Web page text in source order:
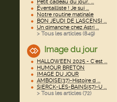
Petit cadeau du jour.. ...
Éventailliste ! Je sui ...
Notre routine matinale
BON JEUDI DE L'ASCENSI ...
Un dimanche chez Astri ...
> Tous les articles (849)
Image du jour
HALLOWEEN 2025 - C'est ...
HUMOUR BRETON
IMAGE DU JOUR
AMBOISE(37)-Histoire d ...
SIERCK-LES-BAINS(57)-U ...
> Tous les articles (72)